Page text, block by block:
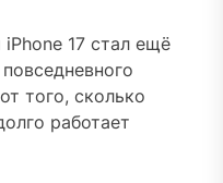
17 стал ещё
того, сколько
работает